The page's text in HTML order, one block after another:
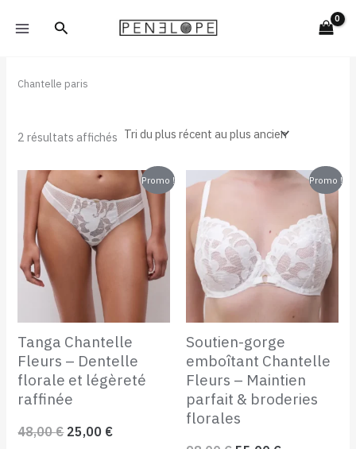
Rechercher
Chantelle paris
2 résultats affichés
du
plus
récent
Promo !
Tanga Chantelle
Fleurs – Dentelle
florale et légèreté
raffinée
48,00€
prix
initial
était :
48,00 €.
25,00 €
prix
actuel
est :
25,00 €.
Promo !
Soutien-gorge
emboîtant Chantelle
Fleurs – Maintien
parfait & broderies
florales
était :
98,00 €.
Le
prix
est :
55,00 €.